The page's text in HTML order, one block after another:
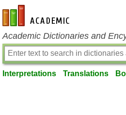
en-academic.com
Academic Dictionaries and
Interpretations Translations